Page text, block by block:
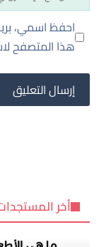
الإلكتروني
احفظ اسمي،
هذا المتصفح
أخر